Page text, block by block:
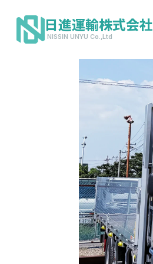
日進運輸株式会社
NISSIN UNYU Co.,Ltd